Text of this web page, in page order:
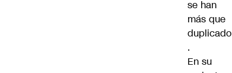
se han
más que
duplicado
.
En su